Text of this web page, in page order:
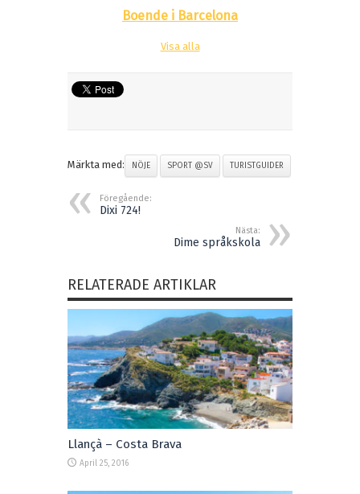
Boende i Barcelona
Visa alla
Märkta med: NÖJE SPORT @SV TURISTGUIDER
Föregående:
Dixi 724!
Nästa:
Dime språkskola
RELATERADE ARTIKLAR
Llançà – Costa Brava
April 25, 2016